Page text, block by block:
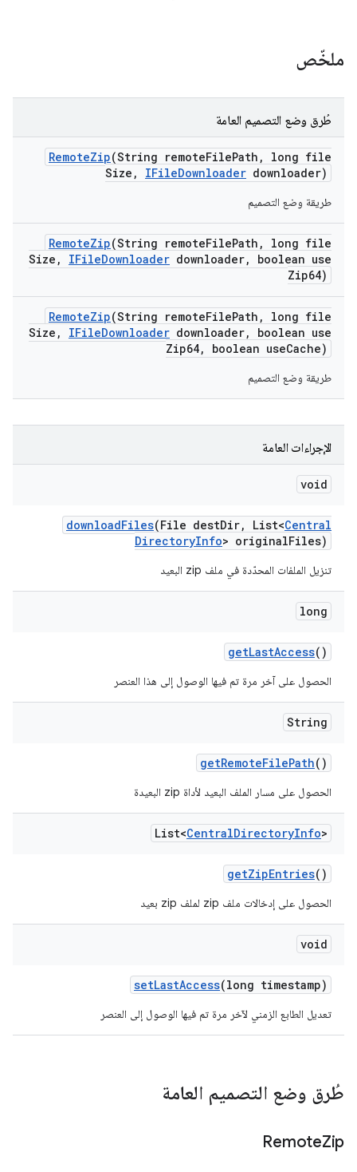
ملخّص
طُرق وضع التصميم العامة
RemoteZip(String remoteFilePath ,
long file
Size , IFileDownloader downloader)
طريقة وضع التصميم
RemoteZip(String remoteFilePath ,
long file
Size , IFileDownloader downloader,
boolean use
Zip64)
RemoteZip(String remoteFilePath ,
long file
Size , IFileDownloader downloader,
boolean use
Zip64, boolean useCache)
طريقة وضع التصميم
الإجراءات العامة
void
downloadFiles(File destDir, List<Central
DirectoryInfo> originalFiles)
تنزيل الملفات المحدّدة في ملف zip البعيد
long
getLastAccess()
الحصول على آخر مرة تم فيها الوصول إلى هذا العنصر
String
getRemoteFilePath()
الحصول على مسار الملف البعيد لأداة zip البعيدة
List<CentralDirectoryInfo>
getZipEntries()
الحصول على إدخالات ملف zip لملف zip بعيد
void
setLastAccess(long timestamp)
تعديل الطابع الزمني لآخر مرة تم فيها الوصول إلى العنصر
طُرق وضع التصميم العامة
RemoteZip